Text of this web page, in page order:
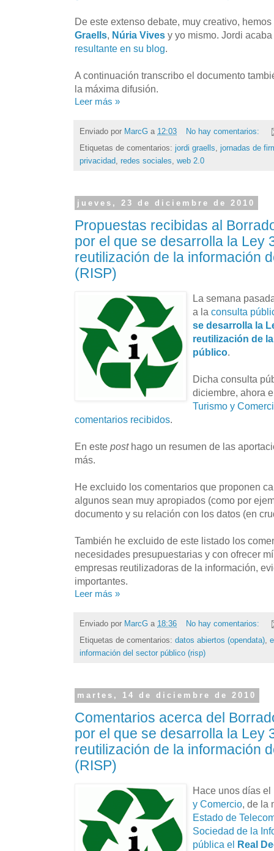
De este extenso debate, muy creativo,
Graells, Núria Vives y yo mismo. Jordi
resultante en su blog.
A continuación transcribo el documento
la máxima difusión.
Leer más »
Enviado por MarcG a 12:03
No hay comentarios:
Etiquetas de comentarios: jordi graells, jornadas de
privacidad, redes sociales, web 2.0
jueves, 23 de diciembre de 2010
Propuestas recibidas al
por el que se desarrolla la Ley
reutilización de la información
(RISP)
La semana
a la consulta
se desarrolla la
reutilización de
público.
Dicha consulta
diciembre, ahora
Turismo y
comentarios recibidos.
En este post hago un resumen de las
más.
He excluido los comentarios que proponen
algunos sean muy apropiados (como por
documento y su relación con los datos (en
También he excluido de este listado los
necesidades presupuestarias y con ofrecer
empresas reutilizadoras de la información,
importantes.
Leer más »
Enviado por MarcG a 18:36
No hay comentarios:
Etiquetas de comentarios: datos abiertos (opendata),
información del sector público (risp)
martes, 14 de diciembre de 2010
Comentarios acerca del
por el que se desarrolla la Ley
reutilización de la información
(RISP)
Hace unos días el
y Comercio, de la
Estado de
Sociedad de la
pública el Real